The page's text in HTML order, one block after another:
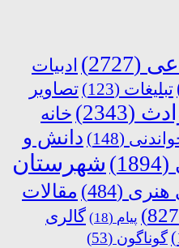
(2727)
ادبیات
تبلیغات (123)
تصاویر
(2343)
خانه
(148)
دانش و
(1894)
شهرستان
هنری (484)
مقالات
پیام (18)
گالری
گوناگون (53)